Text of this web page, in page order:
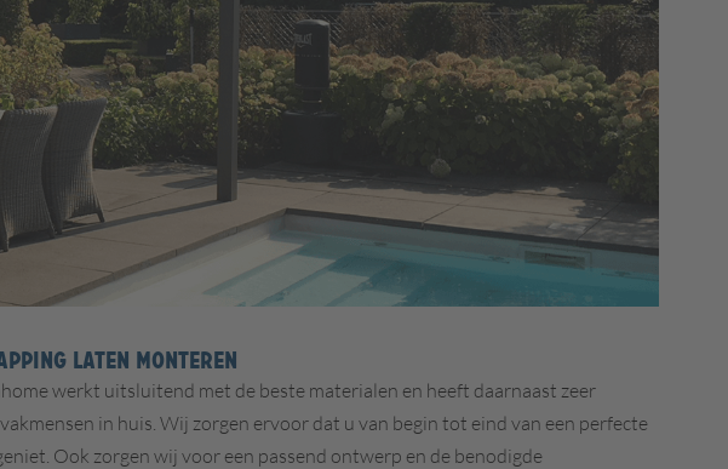
LATEN MONTEREN
werkt uitsluitend met de beste materialen en heeft daarnaast zeer
in huis. Wij zorgen ervoor dat u van begin tot eind van een perfecte
Ook zorgen wij voor een passend ontwerp en de benodigde